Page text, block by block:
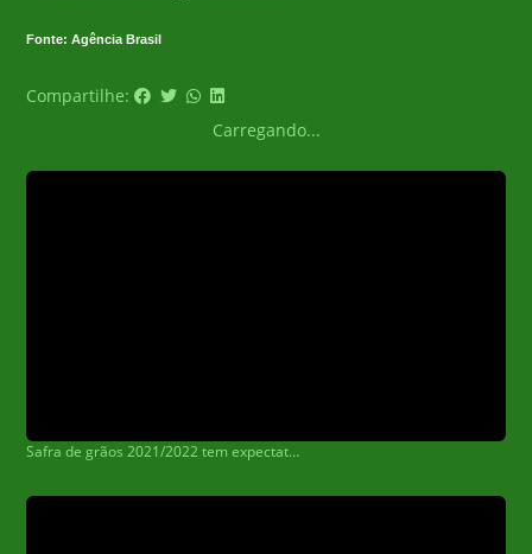
Fonte: Agência Brasil
Compartilhe:
Carregando...
Safra de grãos 2021/2022 tem expectativa recorde, diz ministra